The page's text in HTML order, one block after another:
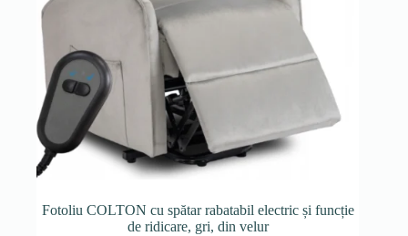
Fotoliu COLTON cu spătar rabatabil electric și funcție
de ridicare, gri, din velur